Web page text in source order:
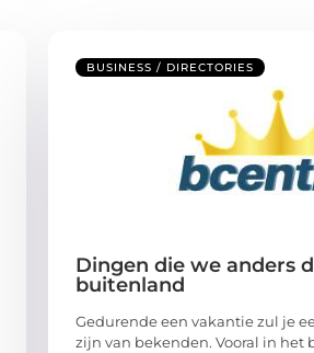
BUSINESS / DIRECTORIES
Dingen die we anders
buitenland
Gedurende een vakantie zul je
zijn van bekenden. Vooral in het